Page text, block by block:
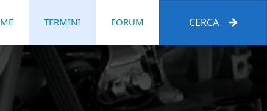
TERMINI FORUM CERCA